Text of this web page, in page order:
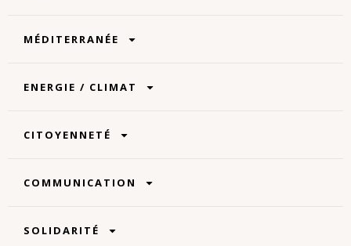
MÉDITERRANÉE
ENERGIE / CLIMAT
CITOYENNETÉ
COMMUNICATION
SOLIDARITÉ